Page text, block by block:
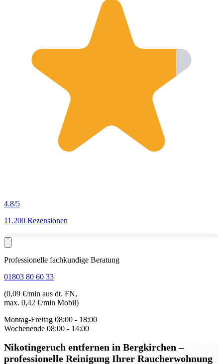
4.8/5
11.200 Rezensionen
Professionelle fachkundige Beratung
01803 80 60 33
(0,09 €/min aus dt. FN,
max. 0,42 €/min Mobil)
Montag-Freitag 08:00 - 18:00
Wochenende 08:00 - 14:00
Nikotingeruch entfernen in Bergkirchen–
professionelle Reinigung Ihrer Raucherwohnung